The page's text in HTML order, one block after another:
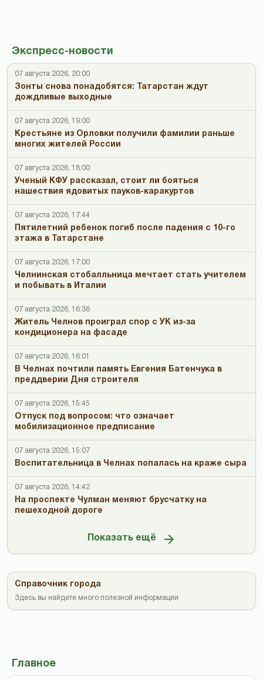
Экспресс-новости
07 августа 2026, 20:00
Зонты снова понадобятся: Татарстан ждут
дождливые выходные
07 августа 2026, 19:00
Крестьяне из Орловки получили фамилии раньше
многих жителей России
07 августа 2026, 18:00
Ученый КФУ рассказал, стоит ли бояться
нашествия ядовитых пауков-каракуртов
07 августа 2026, 17:44
Пятилетний ребенок погиб после падения с 10-го
этажа в Татарстане
07 августа 2026, 17:00
Челнинская стобалльница мечтает стать учителем
и побывать в Италии
07 августа 2026, 16:36
Житель Челнов проиграл спор с УК из-за
кондиционера на фасаде
07 августа 2026, 16:01
В Челнах почтили память Евгения Батенчука в
преддверии Дня строителя
07 августа 2026, 15:45
Отпуск под вопросом: что означает
мобилизационное предписание
07 августа 2026, 15:07
Воспитательница в Челнах попалась на краже сыра
07 августа 2026, 14:42
На проспекте Чулман меняют брусчатку на
пешеходной дороге
Показать ещё
Справочник города
Здесь вы найдете много полезной информации
Главное